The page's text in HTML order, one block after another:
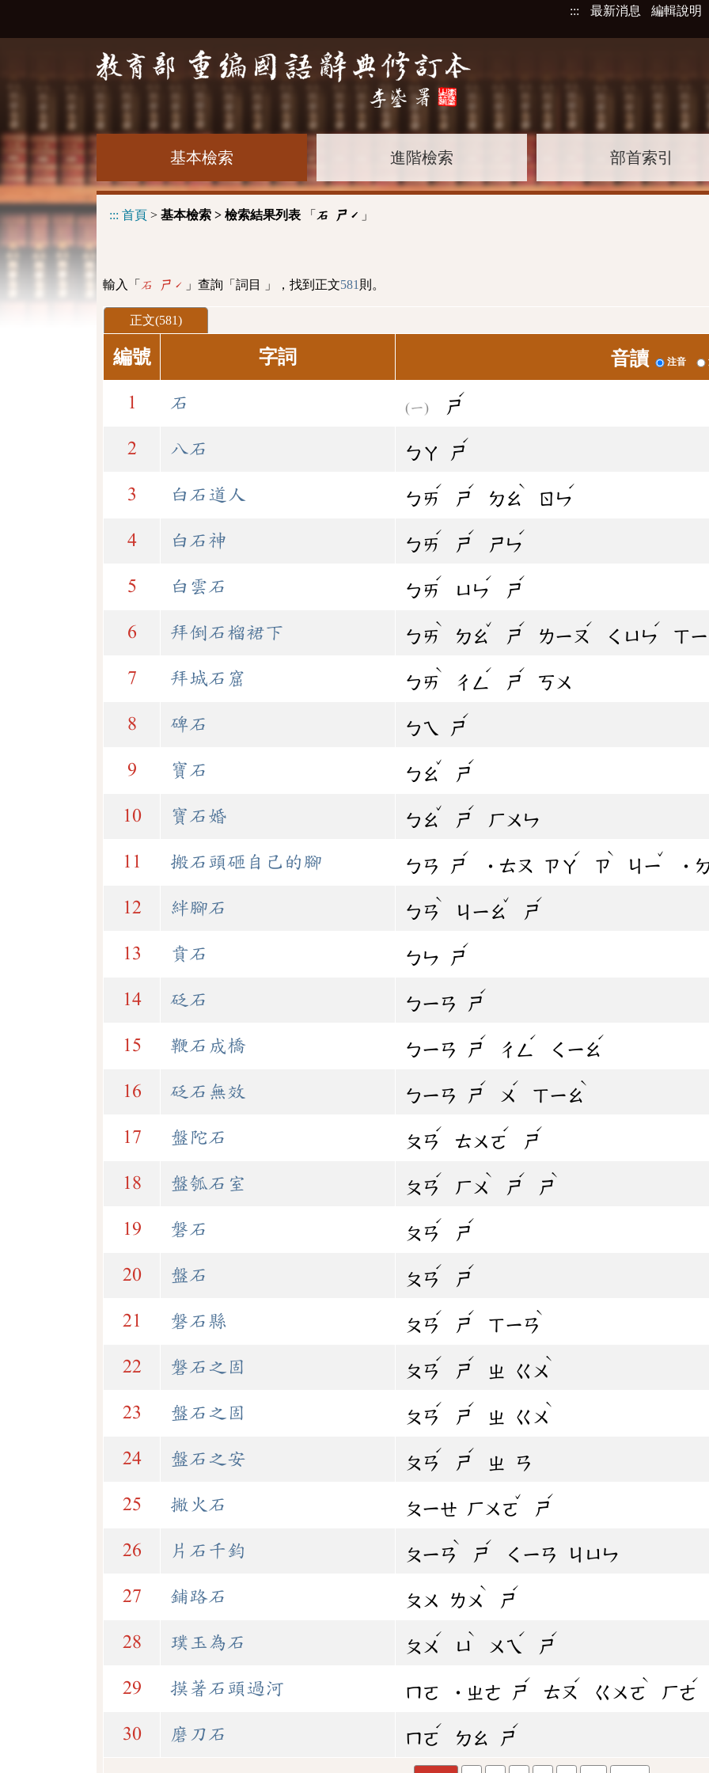
::: 最新消息 編輯說明
基本檢索 進階檢索 部首索引
::: 首頁 > 基本檢索 > 檢索結果列表 「 石 ㄕˊ 」
輸入「 石 ㄕˊ 」查詢「詞目 」，找到正文581 則。
正文(581)
編號 字詞 音讀 注音
1 石 ㄕ
ˊ
2 八石 ㄅㄚ ㄕ
ˊ
3 白石道人 ㄅㄞ
ˊ
ㄕ
ˊ
ㄉㄠ
ˋ
ㄖㄣ
ˊ
4 白石神 ㄅㄞ
ˊ
ㄕ
ˊ
ㄕㄣ
ˊ
5 白雲石 ㄅㄞ
ˊ
ㄩㄣ
ˊ
ㄕ
ˊ
6 拜倒石榴裙下 ㄅㄞ
ˋ
ㄉㄠ
ˇ
ㄕ
ˊ
ㄌㄧㄡ
ˊ
ㄑㄩㄣ
ˊ
ㄒ
7 拜城石窟 ㄅㄞ
ˋ
ㄔㄥ
ˊ
ㄕ
ˊ
ㄎㄨ
8 碑石 ㄅㄟ ㄕ
ˊ
9 寶石 ㄅㄠ
ˇ
ㄕ
ˊ
10 寶石婚 ㄅㄠ
ˇ
ㄕ
ˊ
ㄏㄨㄣ
11 搬石頭砸自己的腳 ㄅㄢ ㄕ
ˊ
˙ㄊㄡ ㄗㄚ
ˊ
ㄗ
ˋ
ㄐㄧ
ˇ
˙
12 絆腳石 ㄅㄢ
ˋ
ㄐㄧㄠ
ˇ
ㄕ
ˊ
13 賁石 ㄅㄣ ㄕ
ˊ
14 砭石 ㄅㄧㄢ ㄕ
ˊ
15 鞭石成橋 ㄅㄧㄢ ㄕ
ˊ
ㄔㄥ
ˊ
ㄑㄧㄠ
ˊ
16 砭石無效 ㄅㄧㄢ ㄕ
ˊ
ㄨ
ˊ
ㄒㄧㄠ
ˋ
17 盤陀石 ㄆㄢ
ˊ
ㄊㄨㄛ
ˊ
ㄕ
ˊ
18 盤瓠石室 ㄆㄢ
ˊ
ㄏㄨ
ˋ
ㄕ
ˊ
ㄕ
ˋ
19 磐石 ㄆㄢ
ˊ
ㄕ
ˊ
20 盤石 ㄆㄢ
ˊ
ㄕ
ˊ
21 磐石縣 ㄆㄢ
ˊ
ㄕ
ˊ
ㄒㄧㄢ
ˋ
22 磐石之固 ㄆㄢ
ˊ
ㄕ
ˊ
ㄓ ㄍㄨ
ˋ
23 盤石之固 ㄆㄢ
ˊ
ㄕ
ˊ
ㄓ ㄍㄨ
ˋ
24 盤石之安 ㄆㄢ
ˊ
ㄕ
ˊ
ㄓ ㄢ
25 撇火石 ㄆㄧㄝ ㄏㄨㄛ
ˇ
ㄕ
ˊ
26 片石千鈞 ㄆㄧㄢ
ˋ
ㄕ
ˊ
ㄑㄧㄢ ㄐㄩㄣ
27 鋪路石 ㄆㄨ ㄌㄨ
ˋ
ㄕ
ˊ
28 璞玉為石 ㄆㄨ
ˊ
ㄩ
ˋ
ㄨㄟ
ˊ
ㄕ
ˊ
29 摸著石頭過河 ㄇㄛ ˙ㄓㄜ ㄕ
ˊ
ㄊㄡ
ˊ
ㄍㄨㄛ
ˋ
ㄏㄜ
ˊ
30 磨刀石 ㄇㄛ
ˊ
ㄉㄠ ㄕ
ˊ